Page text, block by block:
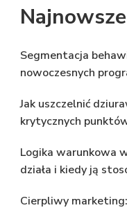
Segmentacja
nowoczesnych
Jak uszczelnić
krytycznych
Logika warunkowa
działa i kiedy ją
Cierpliwy